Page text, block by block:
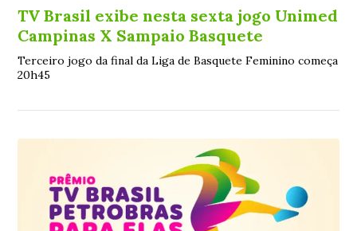
TV Brasil exibe nesta sexta jogo Unimed
Campinas X Sampaio Basquete
Terceiro jogo da final da Liga de Basquete Feminino começa
20h45